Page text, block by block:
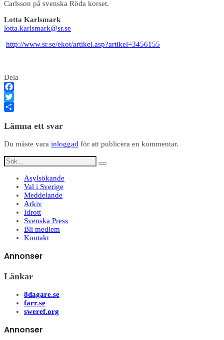
Carlsson på svenska Röda korset.
Lotta Karlsmark
lotta.karlsmark@sr.se
http://www.sr.se/ekot/artikel.asp?artikel=3456155
Dela
Facebook
Twitter
Lämna ett svar
Du måste vara inloggad för att publicera en kommentar.
Asylsökande
Val i Sverige
Meddelande
Arkiv
Idrott
Svenska Press
Bli medlem
Kontakt
Annonser
Länkar
8dagare.se
farr.se
sweref.org
Annonser